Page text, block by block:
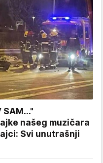
SAM..."
našeg muzičara
Svi unutrašnji